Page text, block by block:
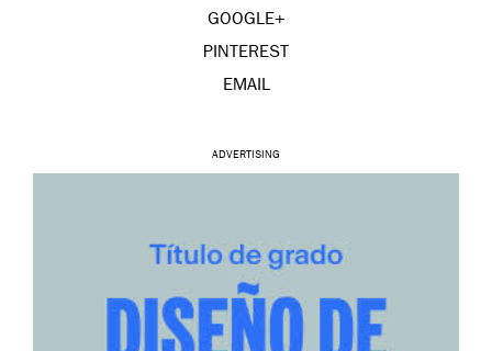
GOOGLE+
PINTEREST
EMAIL
ADVERTISING